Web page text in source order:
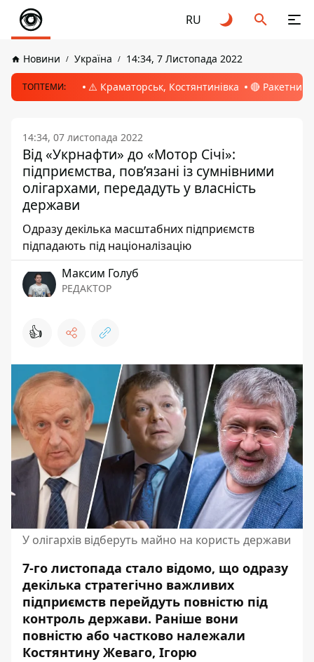
RU
Новини Україна 14:34, 7 Листопада 2022
ТОПТЕМИ: ⚠️ Краматорськ, Костянтинівка 🔴 Ракетний
14:34, 07 листопада 2022
Від «Укрнафти» до «Мотор Січі»:
підприємства, пов’язані із сумнівними
олігархами, передадуть у власність
держави
Одразу декілька масштабних підприємств
підпадають під націоналізацію
Максим Голуб
РЕДАКТОР
👍
У олігархів відберуть майно на користь держави
7-го листопада стало відомо, що одразу
декілька стратегічно важливих
підприємств перейдуть повністю під
контроль держави. Раніше вони
повністю або частково належали
Костянтину Жеваго, Ігорю